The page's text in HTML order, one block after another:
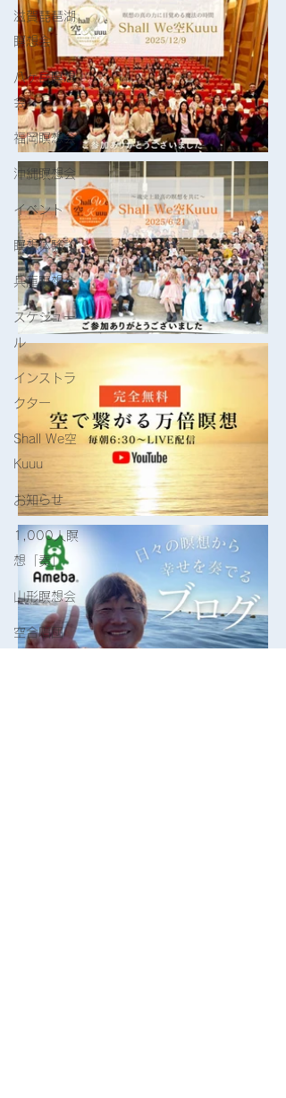
滋賀琵琶湖
瞑想会
八ヶ岳瞑想
会
福岡瞑想会
沖縄瞑想会
イベント
瞑想体験談
兵庫瞑想会
スケジュー
ル
インストラ
クター
Shall We空
Kuuu
お知らせ
1,000人瞑
想「奏」
山形瞑想会
空合唱団